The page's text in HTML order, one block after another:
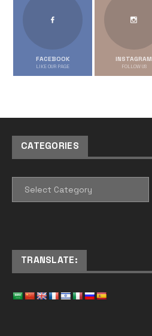
FACEBOOK
LIKE OUR PAGE
INSTAGRAM
FOLLOW US
CATEGORIES
TRANSLATE: